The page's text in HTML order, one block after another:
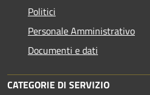
Politici
Personale Amministrativo
Documenti e dati
CATEGORIE DI SERVIZIO